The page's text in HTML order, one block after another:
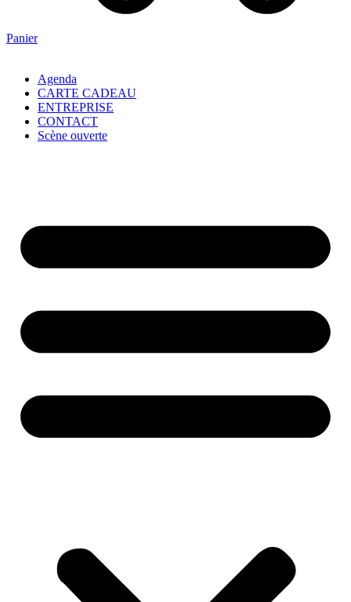
Panier
Agenda
CARTE CADEAU
ENTREPRISE
CONTACT
Scène ouverte